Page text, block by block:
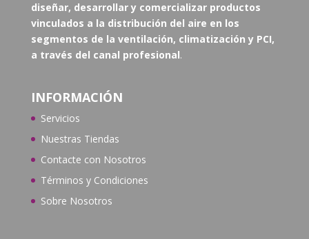
diseñar, desarrollar y comercializar productos
vinculados a la distribución del aire en los
segmentos de la ventilación, climatización y PCI,
a través del canal profesional.
INFORMACIÓN
Servicios
Nuestras Tiendas
Contacte con Nosotros
Términos y Condiciones
Sobre Nosotros